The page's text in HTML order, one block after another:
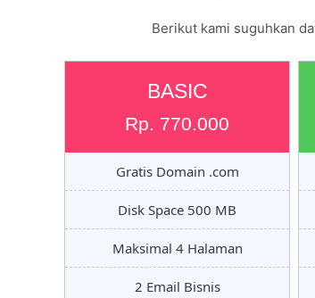
Berikut kami suguhkan
BASIC
Rp. 770.000
Gratis Domain .com
Disk Space 500 MB
Maksimal 4 Halaman
2 Email Bisnis